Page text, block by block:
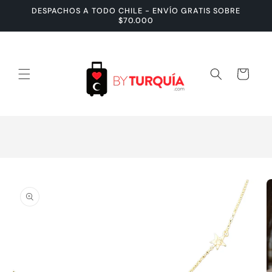
directamente
DESPACHOS A TODO CHILE - ENVÍO GRATIS SOBRE
$70.000
Carrito
información